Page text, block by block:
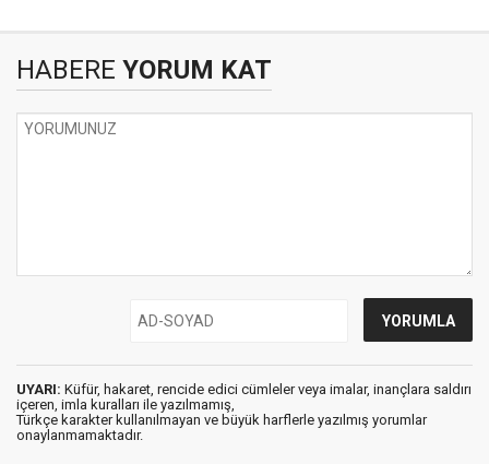
HABERE YORUM KAT
UYARI: Küfür, hakaret, rencide edici cümleler veya imalar, inançlara saldırı
içeren, imla kuralları ile yazılmamış,
Türkçe karakter kullanılmayan ve büyük harflerle yazılmış yorumlar
onaylanmamaktadır.